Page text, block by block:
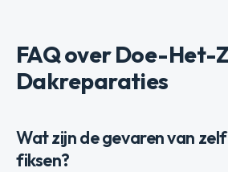
FAQ over Doe-Het-
Dakreparaties
Wat zijn de gevaren van
fiksen?